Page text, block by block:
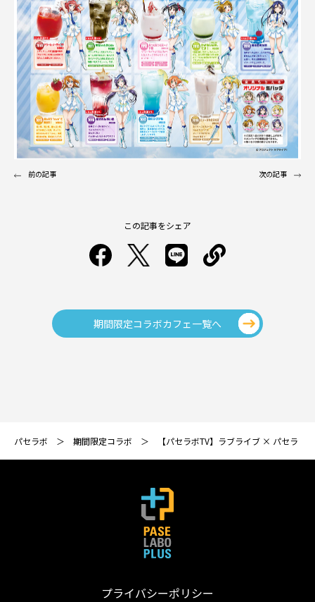
前の記事 次の記事
この記事をシェア
期間限定コラボカフェ一覧へ
パセラボ 期間限定コラボ 【パセラボTV】ラブライブ × パセラ
プライバシーポリシー